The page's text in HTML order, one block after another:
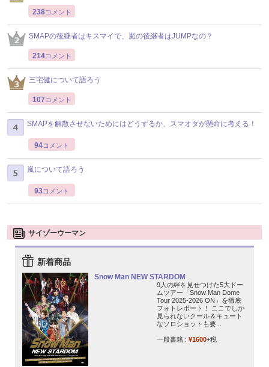
238コメント
SMAPの後継者はキスマイで、嵐の後継者はJUMPなの？
214コメント
三宅健について語ろう
107 コメント
SMAPを解散させないためにはどうするか、スマオタが懸命に考える！
94コメント
嵐について語ろう
93コメント
サイゾーウーマン
新着商品
Snow Man NEW STARDOM
9人の絆を見せつけた5大ドー
ムツアー「Snow Man Dome
Tour 2025-2026 ON」を徹底
フォトレポート！ ここでしか
見られないクール＆キュート
なソロショットも要...
一般書籍 : ¥1600+税